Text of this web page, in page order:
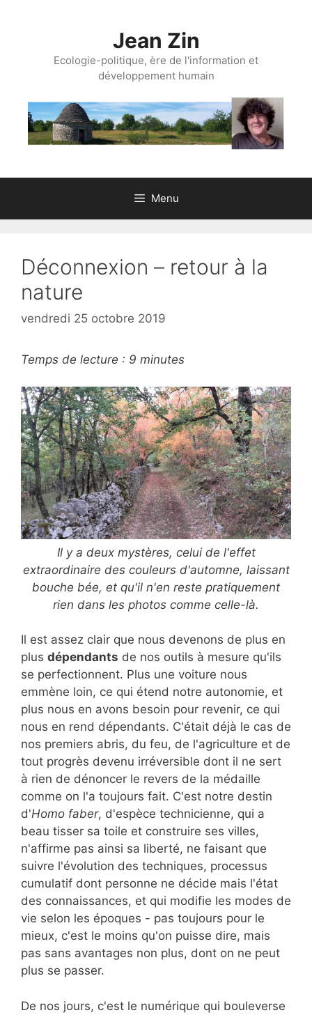
Jean Zin
Ecologie-politique, ère de l'information et
développement humain
Menu
Déconnexion – retour à la
nature
vendredi 25 octobre 2019
Temps de lecture : 9 minutes
Il y a deux mystères, celui de l'effet
extraordinaire des couleurs d'automne, laissant
bouche bée, et qu'il n'en reste pratiquement
rien dans les photos comme celle-là.
Il est assez clair que nous devenons de plus en
plus dépendants de nos outils à mesure qu'ils
se perfectionnent. Plus une voiture nous
emmène loin, ce qui étend notre autonomie, et
plus nous en avons besoin pour revenir, ce qui
nous en rend dépendants. C'était déjà le cas de
nos premiers abris, du feu, de l'agriculture et de
tout progrès devenu irréversible dont il ne sert
à rien de dénoncer le revers de la médaille
comme on l'a toujours fait. C'est notre destin
d'Homo faber, d'espèce technicienne, qui a
beau tisser sa toile et construire ses villes,
n'affirme pas ainsi sa liberté, ne faisant que
suivre l'évolution des techniques, processus
cumulatif dont personne ne décide mais l'état
des connaissances, et qui modifie les modes de
vie selon les époques - pas toujours pour le
mieux, c'est le moins qu'on puisse dire, mais
pas sans avantages non plus, dont on ne peut
plus se passer.
De nos jours, c'est le numérique qui bouleverse